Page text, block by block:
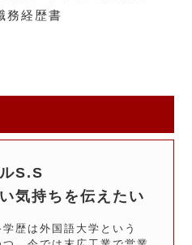
務経歴書
S.S
気持ちを伝えたい
歴は外国語大学という